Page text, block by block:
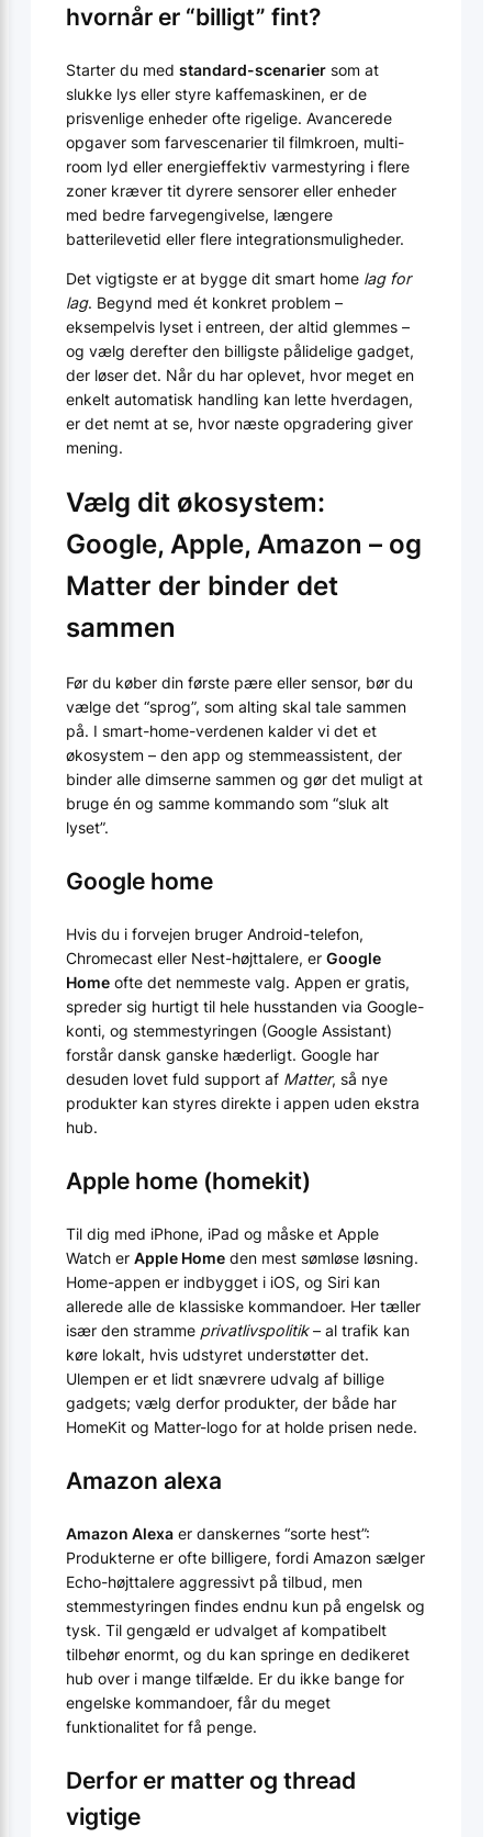
hvornår er “billigt” fint?
Starter du med standard-scenarier som at
slukke lys eller styre kaffemaskinen, er de
prisvenlige enheder ofte rigelige. Avancerede
opgaver som farvescenarier til filmkroen, multi-
room lyd eller energieffektiv varmestyring i flere
zoner kræver tit dyrere sensorer eller enheder
med bedre farvegengivelse, længere
batterilevetid eller flere integrationsmuligheder.
Det vigtigste er at bygge dit smart home lag for
lag. Begynd med ét konkret problem –
eksempelvis lyset i entreen, der altid glemmes –
og vælg derefter den billigste pålidelige gadget,
der løser det. Når du har oplevet, hvor meget en
enkelt automatisk handling kan lette hverdagen,
er det nemt at se, hvor næste opgradering giver
mening.
Vælg dit økosystem:
Google, Apple, Amazon – og
Matter der binder det
sammen
Før du køber din første pære eller sensor, bør du
vælge det “sprog”, som alting skal tale sammen
på. I smart-home-verdenen kalder vi det et
økosystem – den app og stemmeassistent, der
binder alle dimserne sammen og gør det muligt at
bruge én og samme kommando som “sluk alt
lyset”.
Google home
Hvis du i forvejen bruger Android-telefon,
Chromecast eller Nest-højttalere, er Google
Home ofte det nemmeste valg. Appen er gratis,
spreder sig hurtigt til hele husstanden via Google-
konti, og stemmestyringen (Google Assistant)
forstår dansk ganske hæderligt. Google har
desuden lovet fuld support af Matter, så nye
produkter kan styres direkte i appen uden ekstra
hub.
Apple home (homekit)
Til dig med iPhone, iPad og måske et Apple
Watch er Apple Home den mest sømløse løsning.
Home-appen er indbygget i iOS, og Siri kan
allerede alle de klassiske kommandoer. Her tæller
især den stramme privatlivspolitik– al trafik kan
køre lokalt, hvis udstyret understøtter det.
Ulempen er et lidt snævrere udvalg af billige
gadgets; vælg derfor produkter, der både har
HomeKit og Matter-logo for at holde prisen nede.
Amazon alexa
Amazon Alexa er danskernes “sorte hest”:
Produkterne er ofte billigere, fordi Amazon sælger
Echo-højttalere aggressivt på tilbud, men
stemmestyringen findes endnu kun på engelsk og
tysk. Til gengæld er udvalget af kompatibelt
tilbehør enormt, og du kan springe en dedikeret
hub over i mange tilfælde. Er du ikke bange for
engelske kommandoer, får du meget
funktionalitet for få penge.
Derfor er matter og thread
vigtige